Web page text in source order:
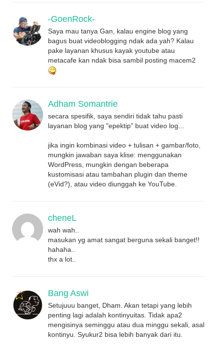
-GoenRock-
Saya mau tanya Gan, kalau engine blog yang
bagus buat videoblogging ndak ada yah? Kalau
pake layanan khusus kayak youtube atau
metacafe kan ndak bisa sambil posting macem2
Adham Somantrie
secara spesifik, saya sendiri tidak tahu pasti
layanan blog yang "epektip" buat video log...
jika ingin kombinasi video + tulisan + gambar/foto,
mungkin jawaban saya klise: menggunakan
WordPress, mungkin dengan beberapa
kustomisasi atau tambahan plugin dan theme
(eVid?), atau video diunggah ke YouTube.
cheneL
wah wah..
masukan yg amat sangat berguna sekali banget!!
hahaha..
thx a lot..
Bang Aswi
Setujuuu banget, Dham. Akan tetapi yang lebih
penting lagi adalah kontinyuitas. Tidak apa2
mengisinya seminggu atau dua minggu sekali, asal
kontinyu. Syukur2 bisa lebih banyak dari itu.